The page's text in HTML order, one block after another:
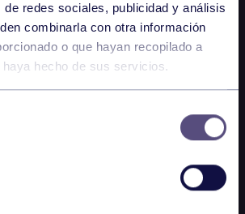
de redes sociales, publicidad y análisis
combinarla con otra información
o que hayan recopilado a
hecho de sus servicios.